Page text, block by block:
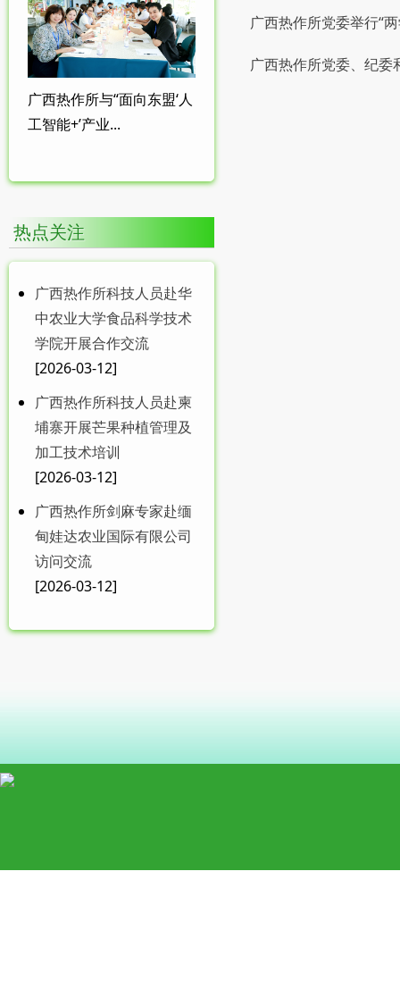
广西热作所与“面向东盟‘人
工智能+’产业...
热点关注
广西热作所科技人员赴华
中农业大学食品科学技术
学院开展合作交流
[2026-03-12]
广西热作所科技人员赴柬
埔寨开展芒果种植管理及
加工技术培训
[2026-03-12]
广西热作所剑麻专家赴缅
甸娃达农业国际有限公司
访问交流
[2026-03-12]
广西热作所党委举行“
广西热作所党委、纪